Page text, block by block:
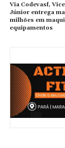
Via Codevasf,
Júnior entrega
milhões em
equipamentos